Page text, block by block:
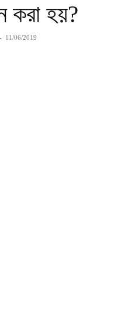
করা হয়?
- 11/06/2019